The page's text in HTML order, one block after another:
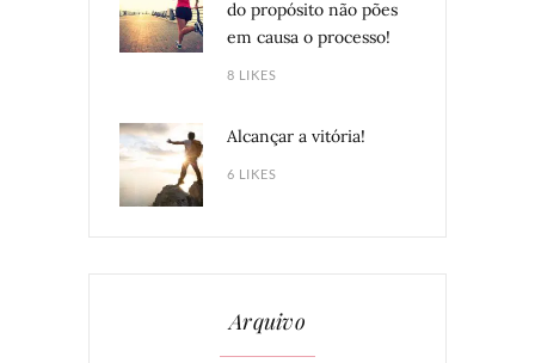
do propósito não pões
em causa o processo!
8 LIKES
Alcançar a vitória!
6 LIKES
Arquivo